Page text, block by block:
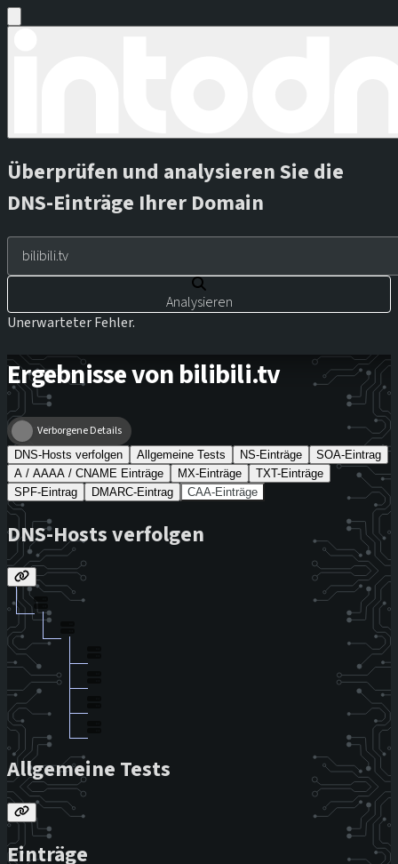
Überprüfen und analysieren Sie die
DNS-Einträge Ihrer Domain
Analysieren
Unerwarteter Fehler.
Ergebnisse von bilibili.tv
Verborgene Details
DNS-Hosts verfolgen Allgemeine Tests NS-Einträge
SOA-Eintrag
A / AAAA / CNAME Einträge
MX-Einträge
TXT-Einträge
SPF-Eintrag
DMARC-Eintrag CAA-Einträge
DNS-Hosts verfolgen
Allgemeine Tests
Einträge